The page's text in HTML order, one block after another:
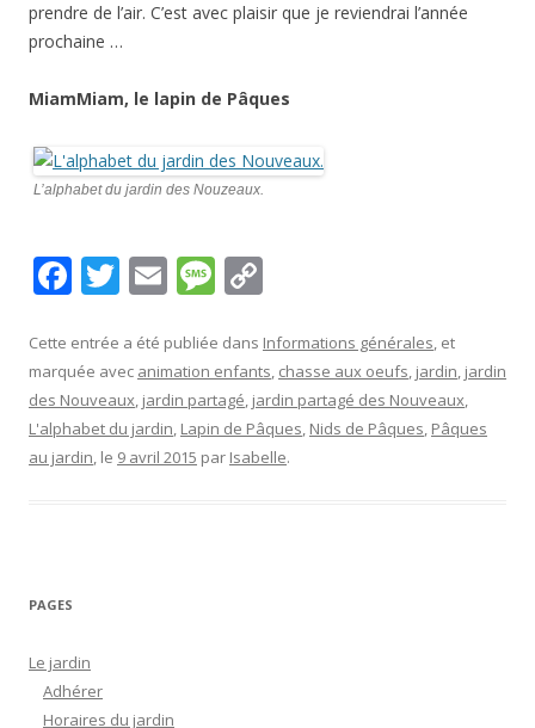
prendre de l’air. C’est avec plaisir que je reviendrai l’année
prochaine …
MiamMiam, le lapin de Pâques
L’alphabet du jardin des Nouzeaux.
F
e
b
o
o
T
itt
er
E
ai
l
M
ss
a
g
e
p
y
Li
n
Cette entrée a été publiée dans Informations générales, et
marquée avec animation enfants, chasse aux oeufs, jardin, jardin
des Nouveaux, jardin partagé, jardin partagé des Nouveaux,
L'alphabet du jardin, Lapin de Pâques, Nids de Pâques, Pâques
au jardin, le 9 avril 2015 par Isabelle.
PAGES
Le jardin
Adhérer
Horaires du jardin